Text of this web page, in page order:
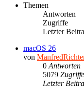
Themen
Antworten
Zugriffe
Letzter
macOS 26
von
0 Antworten
5079 Zugriffe
Letzter